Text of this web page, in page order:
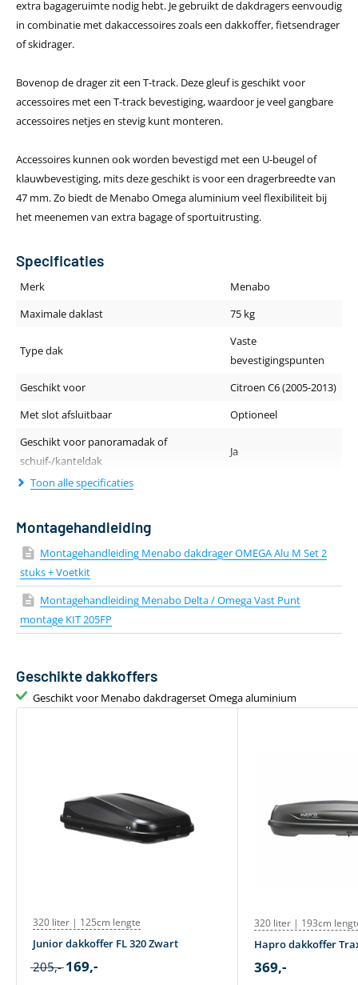
extra bagageruimte nodig hebt. Je gebruikt de dakdragers eenvoudig
in combinatie met dakaccessoires zoals een dakkoffer, fietsendrager
of skidrager.
Bovenop de drager zit een T-track. Deze gleuf is geschikt voor
accessoires met een T-track bevestiging, waardoor je veel gangbare
accessoires netjes en stevig kunt monteren.
Accessoires kunnen ook worden bevestigd met een U-beugel of
klauwbevestiging, mits deze geschikt is voor een dragerbreedte van
47 mm. Zo biedt de Menabo Omega aluminium veel flexibiliteit bij
het meenemen van extra bagage of sportuitrusting.
Specificaties
Merk
Menabo
Maximale daklast
75 kg
Type dak
Vaste
bevestigingspunten
Geschikt voor
Citroen C6 (2005-2013)
Met slot afsluitbaar
Optioneel
Geschikt voor panoramadak of
schuif-/kanteldak
Ja
Geluidsniveau tijdens rijden
Kleur
Materiaal
Aluminium
Aantal dakdragers
Geschikt voor daktent
Bevestiging via T-adapter
Inclusief T-track
Toon alle specificaties
Montagehandleiding
Montagehandleiding Menabo dakdrager OMEGA Alu M Set 2
stuks + Voetkit
Montagehandleiding Menabo Delta / Omega Vast Punt
montage KIT 205FP
Geschikte dakkoffers
Geschikt voor Menabo dakdragerset Omega aluminium
320 liter | 125cm lengte
Junior dakkoffer FL 320 Zwart
205,- 169,-
320 liter | 193cm
Hapro dakkoffer
369,-